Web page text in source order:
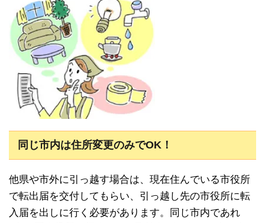
同じ市内は住所変更のみでOK！
他県や市外に引っ越す場合は、現在住んでいる市役所
で転出届を交付してもらい、引っ越し先の市役所に転
入届を出しに行く必要があります。同じ市内であれ